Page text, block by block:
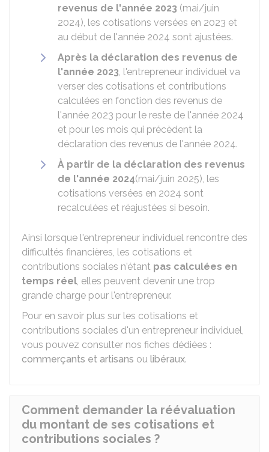
revenus de l'année 2023 (mai/juin
2024), les cotisations versées en 2023 et
au début de l'année 2024 sont ajustées.
Après la déclaration des revenus de
l'année 2023, l'entrepreneur individuel va
verser des cotisations et contributions
calculées en fonction des revenus de
l'année 2023 pour le reste de l'année 2024
et pour les mois qui précèdent la
déclaration des revenus de l'année 2024.
À partir de la déclaration des revenus
de l'année 2024(mai/juin 2025), les
cotisations versées en 2024 sont
recalculées et réajustées si besoin.
Ainsi lorsque l'entrepreneur individuel rencontre des
difficultés financières, les cotisations et
contributions sociales n'étant pas calculées en
temps réel, elles peuvent devenir une trop
grande charge pour l'entrepreneur.
Pour en savoir plus sur les cotisations et
contributions sociales d'un entrepreneur individuel,
vous pouvez consulter nos fiches dédiées :
commerçants et artisans ou libéraux.
Comment demander la réévaluation
du montant de ses cotisations et
contributions sociales ?